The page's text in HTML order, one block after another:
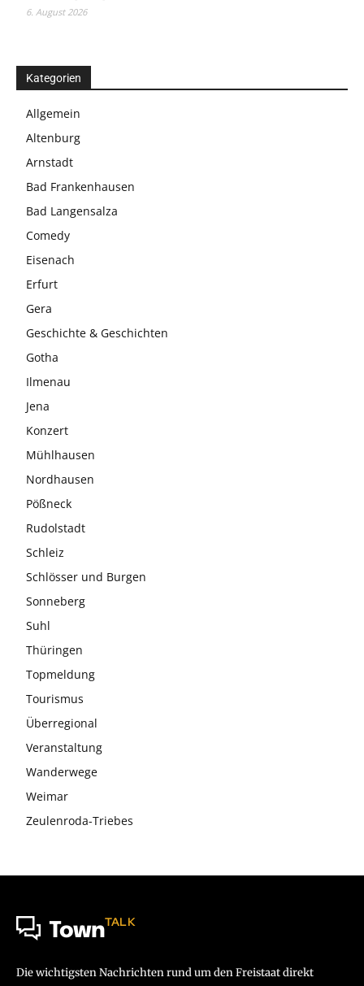
6. August 2026
Kategorien
Allgemein
Altenburg
Arnstadt
Bad Frankenhausen
Bad Langensalza
Comedy
Eisenach
Erfurt
Gera
Geschichte & Geschichten
Gotha
Ilmenau
Jena
Konzert
Mühlhausen
Nordhausen
Pößneck
Rudolstadt
Schleiz
Schlösser und Burgen
Sonneberg
Suhl
Thüringen
Topmeldung
Tourismus
Überregional
Veranstaltung
Wanderwege
Weimar
Zeulenroda-Triebes
TownTALK
Die wichtigsten Nachrichten rund um den Freistaat direkt